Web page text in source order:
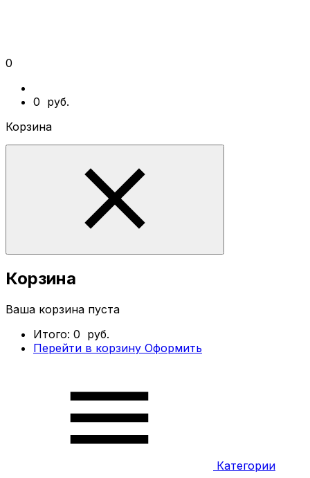
0
0 руб.
Корзина
Корзина
Ваша корзина пуста
Итого: 0 руб.
Перейти в корзину Оформить
Категории